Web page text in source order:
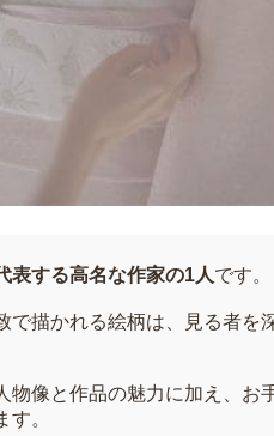
表する高名な作家の1人です。
描かれる絵柄は、見る者を
像と作品の魅力に加え、お
。